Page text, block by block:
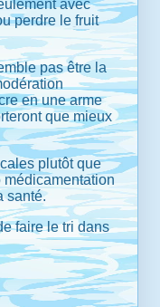
avec
perdre le fruit
pas être la
en une arme
que mieux
plutôt que
santé.
faire le tri dans